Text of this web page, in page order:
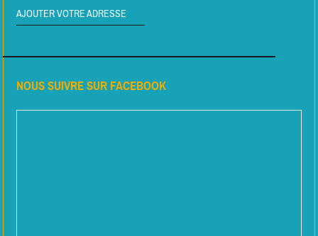
AJOUTER VOTRE ADRESSE
NOUS SUIVRE SUR FACEBOOK